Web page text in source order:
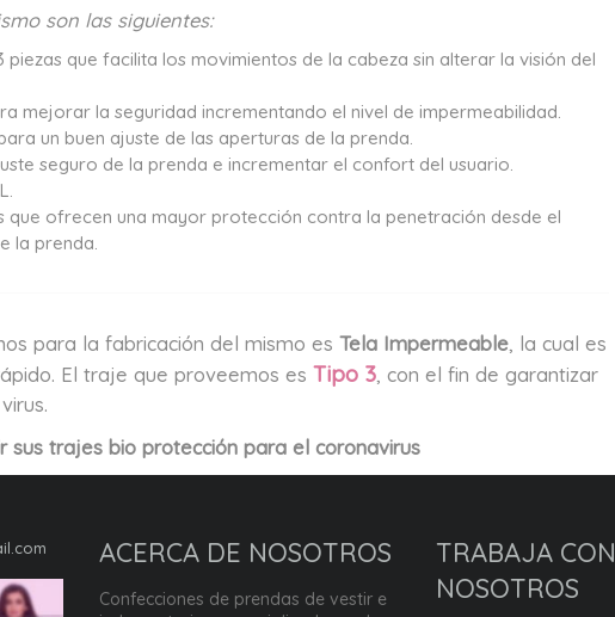
son las siguientes:
piezas que facilita los movimientos de la cabeza sin alterar la visión del
mejorar la seguridad incrementando el nivel de impermeabilidad.
un buen ajuste de las aperturas de la prenda.
seguro de la prenda e incrementar el confort del usuario.
que ofrecen una mayor protección contra la penetración desde el
la prenda.
para la fabricación del mismo es Tela Impermeable , la cual es
El traje que proveemos es Tipo 3 , con el fin de garantizar
sus trajes bio protección para el coronavirus
ACERCA DE NOSOTROS
Confecciones de prendas de vestir e
TRABAJA CON
NOSOTROS